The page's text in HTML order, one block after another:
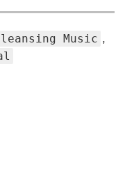
Music ,